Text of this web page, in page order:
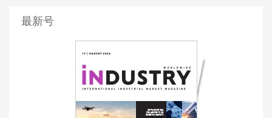
最新号